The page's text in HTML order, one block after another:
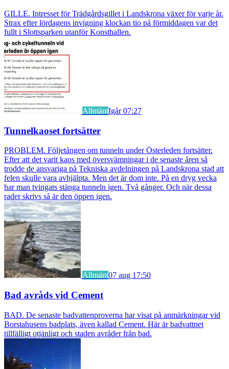
GILLE. Intresset för Trädgårdsgillet i Landskrona växer för varje år.
Strax efter lördagens invigning klockan tio på förmiddagen var det
fullt i Slottsparken utanför Konsthallen.
AllmäntIgår 07:27
Tunnelkaoset fortsätter
PROBLEM. Följetången om tunneln under Österleden fortsätter.
Efter att det varit kaos med översvämningar i de senaste åren så
trodde de ansvariga på Tekniska avdelningen på Landskrona stad att
felen skulle vara avhjälpta. Men det är dom inte. På en dryg vecka
har man tvingats stänga tunneln igen. Två gånger. Och när dessa
rader skrivs så är den öppen igen.
Allmänt07 aug 17:50
Bad avråds vid Cement
BAD. De senaste badvattenproverna har visat på anmärkningar vid
Borstahusens badplats, även kallad Cement. Här är badvattnet
tillfälligt otjänligt och staden avråder från bad.